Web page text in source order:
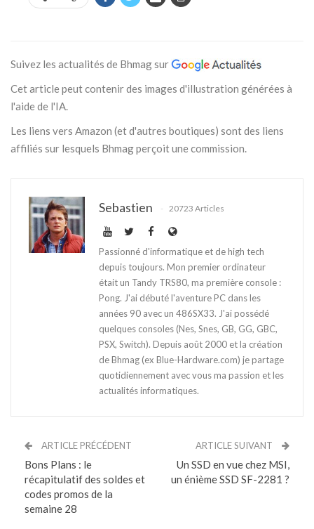
Suivez les actualités de Bhmag sur
Cet article peut contenir des images d'illustration générées à
l'aide de l'IA.
Les liens vers Amazon (et d'autres boutiques) sont des liens
affiliés sur lesquels Bhmag perçoit une commission.
Sebastien 20723 Articles
Passionné d'informatique et de high tech
depuis toujours. Mon premier ordinateur
était un Tandy TRS80, ma première console :
Pong. J'ai débuté l'aventure PC dans les
années 90 avec un 486SX33. J'ai possédé
quelques consoles (Nes, Snes, GB, GG, GBC,
PSX, Switch). Depuis août 2000 et la création
de Bhmag (ex Blue-Hardware.com) je partage
quotidiennement avec vous ma passion et les
actualités informatiques.
ARTICLE PRÉCÉDENT
Bons Plans : le
récapitulatif des soldes et
codes promos de la
semaine 28
ARTICLE SUIVANT
Un SSD en vue chez MSI,
un énième SSD SF-2281 ?